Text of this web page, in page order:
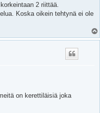
2 riittää.
Koska oikein tehtynä ei ole
l
on kerettiläisiä joka